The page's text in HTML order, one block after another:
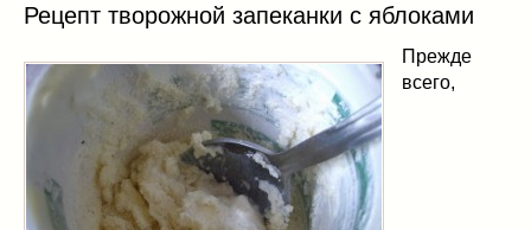
Новогоднее меню
Пасха(7)
Рецепт творожной запеканки с яблоками
Прежде
всего,